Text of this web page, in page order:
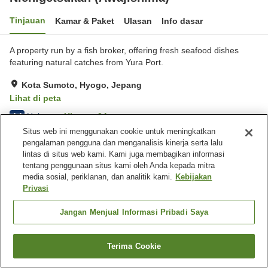
Tinjauan Kamar & Paket Ulasan Info dasar
A property run by a fish broker, offering fresh seafood dishes
featuring natural catches from Yura Port.
Kota Sumoto, Hyogo, Jepang
Lihat di peta
4.4 Hebat Ulasan:24
Fasilitas properti
Tempat parkir Aula perjamuan
Beranda Jepang Hyogo
Kota Sumoto
Nichigetsukan (Awajishima)
Cari kamar
Situs web ini menggunakan cookie untuk meningkatkan
pengalaman pengguna dan menganalisis kinerja serta lalu
lintas di situs web kami. Kami juga membagikan informasi
tentang penggunaan situs kami oleh Anda kepada mitra
media sosial, periklanan, dan analitik kami. Kebijakan
Privasi
Jangan Menjual Informasi Pribadi Saya
Terima Cookie